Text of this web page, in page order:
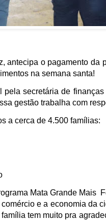
antecipa o pagamento
na semana santa!
secretária de
gestão trabalha com
a cerca de 4.500 famílias:
Mata Grande Mais
e a economia da
tem muito pra